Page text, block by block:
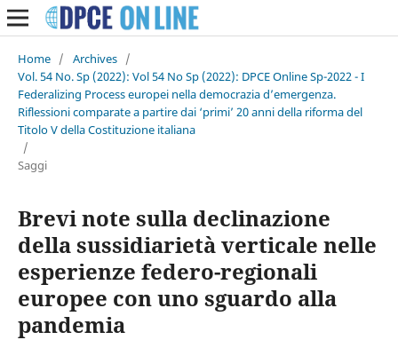
Home / Archives /
Vol. 54 No. Sp (2022): Vol 54 No Sp (2022): DPCE Online Sp-2022 - I
Federalizing Process europei nella democrazia d’emergenza.
Riflessioni comparate a partire dai ‘primi’ 20 anni della riforma del
Titolo V della Costituzione italiana
/
Saggi
Brevi note sulla declinazione
della sussidiarietà verticale nelle
esperienze federo-regionali
europee con uno sguardo alla
pandemia